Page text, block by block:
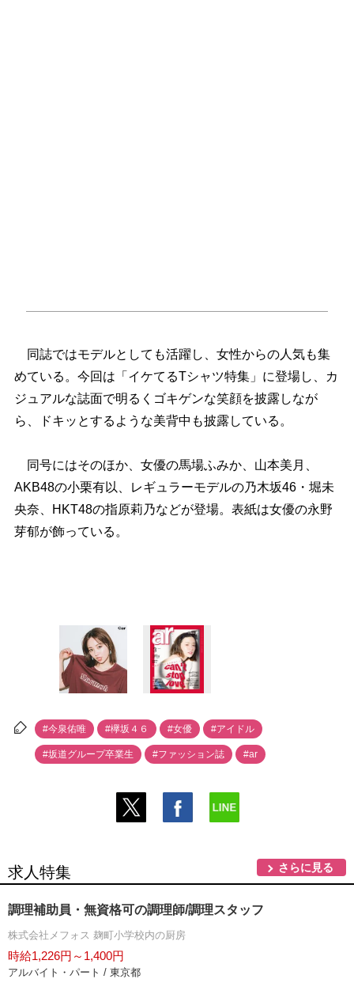
同誌ではモデルとしても活躍し、女性からの人気も集
めている。今回は「イケてるTシャツ特集」に登場し、カ
ジュアルな誌面で明るくゴキゲンな笑顔を披露しなが
ら、ドキッとするような美背中も披露している。
同号にはそのほか、女優の馬場ふみか、山本美月、
AKB48の小栗有以、レギュラーモデルの乃木坂46・堀未
央奈、HKT48の指原莉乃などが登場。表紙は女優の永野
芽郁が飾っている。
#今泉佑唯 #欅坂４６ #女優 #アイドル
#坂道グループ卒業生 #ファッション誌 #ar
求人特集 さらに見る
調理補助員・無資格可の調理師/調理スタッフ
株式会社メフォス 麹町小学校内の厨房
時給1,226円～1,400円
アルバイト・パート / 東京都